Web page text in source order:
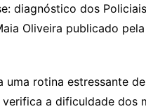
diagnóstico dos
Oliveira publicado
rotina estressante
a dificuldade dos